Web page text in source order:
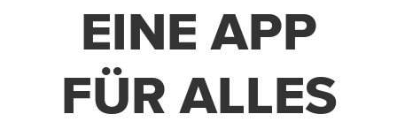
EINE APP
FÜR ALLES